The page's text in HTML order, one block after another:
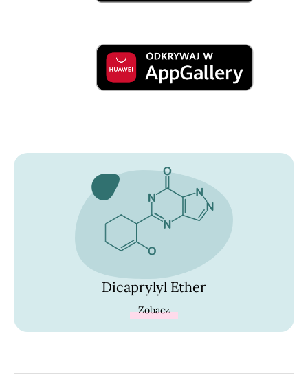
Dicaprylyl Ether
Zobacz